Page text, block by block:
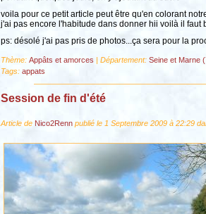
voila pour ce petit article peut être qu'en colorant
j'ai pas encore l'habitude dans donner hii voilà il faut
ps: désolé j'ai pas pris de photos...ça sera pour la
Thème: Appâts et amorces | Département: Seine et Marne
Tags: appats
Session de fin d'été
Article de Nico2Rennpublié le 1 Septembre 2009 à 22:29